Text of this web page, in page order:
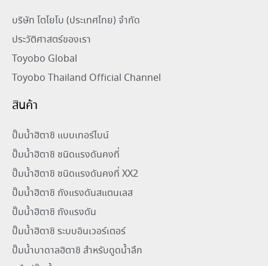
บริษัท โตโยโบ (ประเทศไทย) จำกัด
ประวัติศาสตร์ของเรา
Toyobo Global
Toyobo Thailand Official Channel
สินค้า
ปั๊มน้ำฮิตาชิ แบบเทอร์ไบน์
ปั๊มน้ำฮิตาชิ ชนิดแรงดันคงที่
ปั๊มน้ำฮิตาชิ ชนิดแรงดันคงที่ XX2
ปั๊มน้ำฮิตาชิ ถังแรงดันสแตนเลส
ปั๊มน้ำฮิตาชิ ถังแรงดัน
ปั๊มน้ำฮิตาชิ ระบบอินเวอร์เตอร์
ปั๊มน้ำบาดาลฮิตาชิ สำหรับดูดน้ำลึก